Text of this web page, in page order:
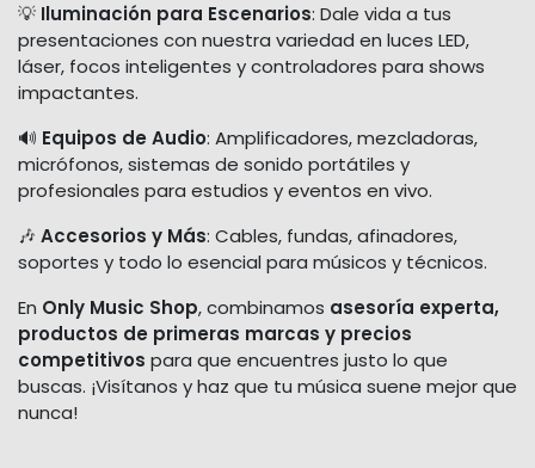
💡 Iluminación para Escenarios: Dale vida a tus
presentaciones con nuestra variedad en luces LED,
láser, focos inteligentes y controladores para shows
impactantes.
🔊 Equipos de Audio: Amplificadores, mezcladoras,
micrófonos, sistemas de sonido portátiles y
profesionales para estudios y eventos en vivo.
🎶 Accesorios y Más: Cables, fundas, afinadores,
soportes y todo lo esencial para músicos y técnicos.
En Only Music Shop, combinamos asesoría experta,
productos de primeras marcas y precios
competitivos para que encuentres justo lo que
buscas. ¡Visítanos y haz que tu música suene mejor que
nunca!